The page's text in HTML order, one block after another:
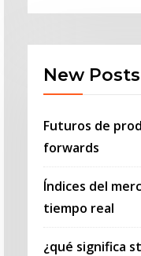
New Posts
Futuros de
forwards
Índices del
tiempo real
¿qué significa